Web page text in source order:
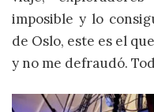
imposible y lo
de Oslo, este es el
y no me defraudó.